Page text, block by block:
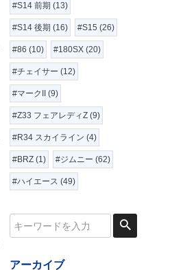
#S14 前期 (13)
#S14 後期 (16) #S15 (26)
#86 (10) #180SX (20)
#チェイサー (12)
#マークII (9)
#Z33 フェアレディZ (9)
#R34 スカイライン (4)
#BRZ (1) #ジムニー (62)
#ハイエース (49)
アーカイブ